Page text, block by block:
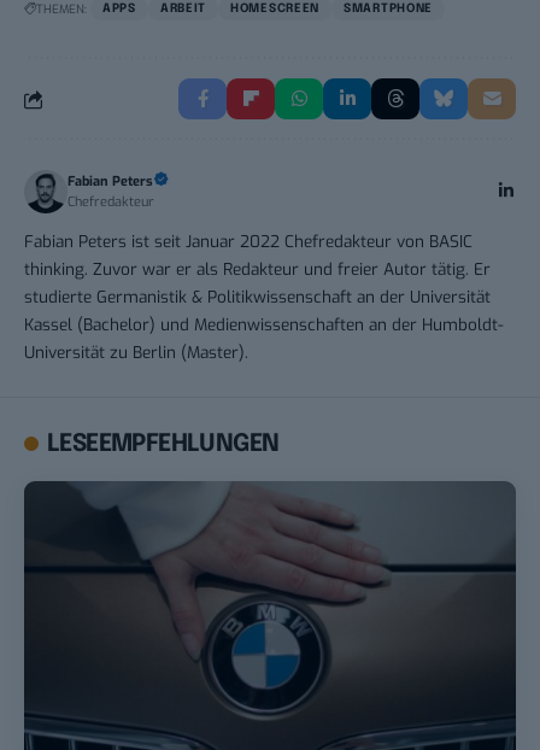
THEMEN: APPS ARBEIT HOMESCREEN SMARTPHONE
Fabian Peters
Chefredakteur
Fabian Peters ist seit Januar 2022 Chefredakteur von BASIC
thinking. Zuvor war er als Redakteur und freier Autor tätig. Er
studierte Germanistik & Politikwissenschaft an der Universität
Kassel (Bachelor) und Medienwissenschaften an der Humboldt-
Universität zu Berlin (Master).
LESEEMPFEHLUNGEN